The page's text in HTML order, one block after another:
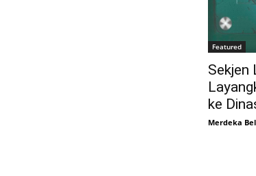
Featured
Sekjen
ke
Merdeka